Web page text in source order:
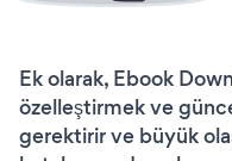
Ek olarak, Ebook
özelleştirmek ve
gerektirir ve büyük